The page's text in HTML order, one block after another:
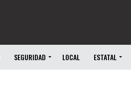
SEGURIDAD LOCAL ESTATAL